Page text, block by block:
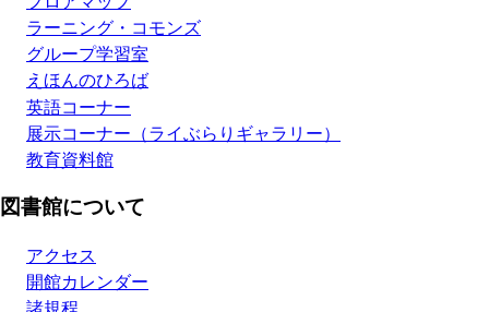
ラーニング・コモンズ
グループ学習室
えほんのひろば
英語コーナー
展示コーナー（ライぶらりギャラリー）
教育資料館
図書館について
アクセス
開館カレンダー
諸規程